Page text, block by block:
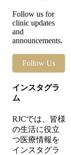
Follow us for
clinic updates
and
announcements.
Follow Us
インスタグラ
ム
RJCでは、皆様
の生活に役立
つ医療情報を
インスタグラ